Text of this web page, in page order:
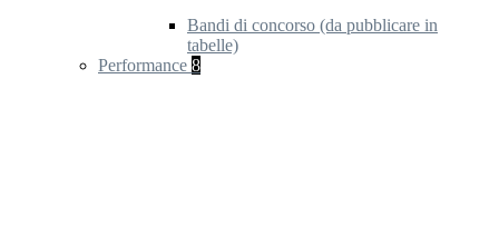
Bandi di concorso (da pubblicare in
tabelle)
Performance 8